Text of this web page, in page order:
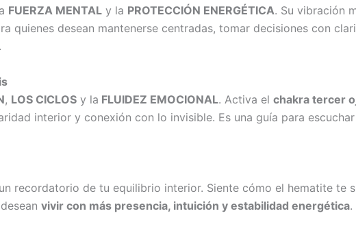
FUERZA MENTAL y la PROTECCIÓN ENERGÉTICA. Su vibración
quienes desean mantenerse centradas, tomar decisiones con
, LOS CICLOS y la FLUIDEZ EMOCIONAL. Activa el chakra tercer
interior y conexión con lo invisible. Es una guía para
recordatorio de tu equilibrio interior. Siente cómo el hematite te
vivir con más presencia, intuición y estabilidad energética.